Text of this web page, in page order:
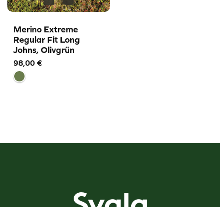
Merino Extreme
Regular Fit Long
Johns, Olivgrün
98,00 €